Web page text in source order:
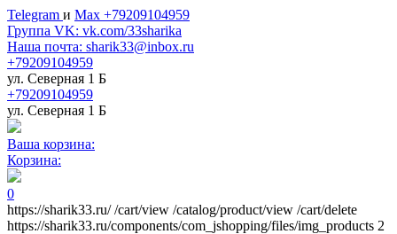
Telegram и Max +79209104959
Группа VK: vk.com/33sharika
Наша почта: sharik33@inbox.ru
+79209104959
ул. Северная 1 Б
+79209104959
ул. Северная 1 Б
Ваша корзина:
Корзина:
0
https://sharik33.ru/ /cart/view /catalog/product/view /cart/delete
https://sharik33.ru/components/com_jshopping/files/img_products 2